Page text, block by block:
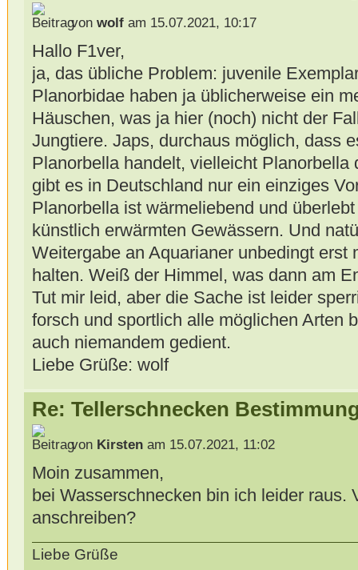
von wolfam 15.07.2021, 10:17
Hallo F1ver,
ja, das übliche Problem: juvenile
Planorbidae haben ja üblicherweise ein
Häuschen, was ja hier (noch) nicht der
Jungtiere. Japs, durchaus möglich, dass
Planorbella handelt, vielleicht Planorbella
gibt es in Deutschland nur ein einziges
Planorbella ist wärmeliebend und
künstlich erwärmten Gewässern. Und
Weitergabe an Aquarianer unbedingt erst
halten. Weiß der Himmel, was dann am
Tut mir leid, aber die Sache ist leider
forsch und sportlich alle möglichen Arten
auch niemandem gedient.
Liebe Grüße: wolf
Re: Tellerschnecken
von Kirstenam 15.07.2021, 11:02
Moin zusammen,
bei Wasserschnecken bin ich leider raus.
anschreiben?
Liebe Grüße